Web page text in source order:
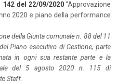
142 del 22/09/2020"Approvazione
2020 e piano della performance
della Giunta comunale n. 88 del 11
Piano esecutivo di Gestione, parte
in ogni sua restante parte e la
del 5 agosto 2020 n. 115 di
Staff.